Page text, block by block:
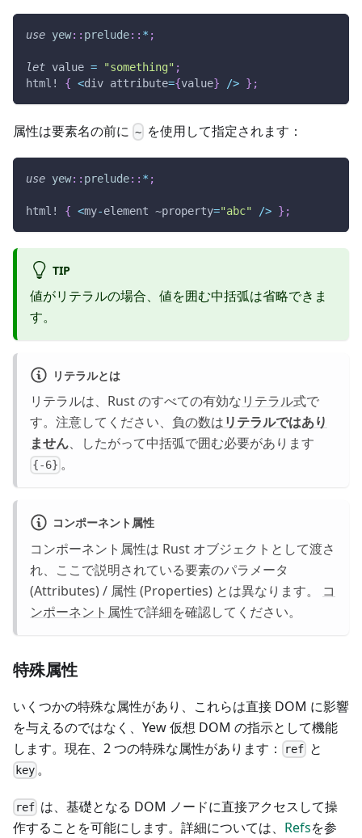
use yew:: prelude:: * ;
let value = "something" ;
html!
{ <div attribute={value} /> } ;
属性は要素名の前に ~ を使用して指定されます：
use yew:: prelude:: * ;
html! { <my-element ~property="abc" /> } ;
TIP
値がリテラルの場合、値を囲む中括弧は省略できま
す。
リテラルとは
リテラルは、Rust のすべての有効なリテラル式で
す。注意してください、 負の数はリテラルではあり
ません、したがって中括弧で囲む必要があります
{-6} 。
コンポーネント属性
コンポーネント属性は Rust オブジェクトとして渡さ
れ、ここで説明されている要素のパラメータ
(Attributes) / 属性 (Properties) とは異なります。 コ
ンポーネント属性で詳細を確認してください。
特殊属性
いくつかの特殊な属性があり、これらは直接 DOM に影響
を与えるのではなく、Yew 仮想 DOM の指示として機能
します。現在、2 つの特殊な属性があります：
ref と
key 。
ref は、基礎となる DOM ノードに直接アクセスして操
作することを可能にします。詳細については、 Refsを参